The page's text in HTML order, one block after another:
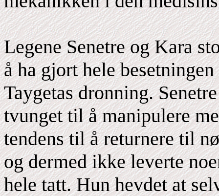
Legene Senetre og Kara
å ha gjort hele
Taygetas dronning.
tvunget til å manipulere
tendens til å returnere til
og dermed ikke leverte
hele tatt. Hun hevdet at